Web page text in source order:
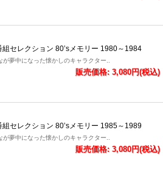
組セレクション 80’sメモリー 1980～1984
が夢中になった懐かしのキャラクター..
販売価格: 3,080円(税込)
組セレクション 80’sメモリー 1985～1989
が夢中になった懐かしのキャラクター..
販売価格: 3,080円(税込)